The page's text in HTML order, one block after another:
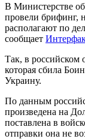
В Министерстве
провели брифинг,
располагают по
сообщает
Так, в российском
которая сбила
Украину.
По данным
произведена на
поставлена в
отправки она не